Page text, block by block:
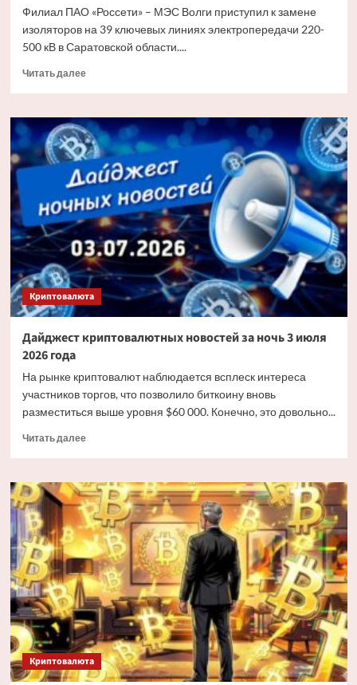
Филиал ПАО «Россети» – МЭС Волги приступил к замене
изоляторов на 39 ключевых линиях электропередачи 220-
500 кВ в Саратовской области....
Читать далееПрочитать
«Россети»
заменят
более
6
тыс.
изоляторов
на
основных
энерготранзитах
Саратовской
области
Криптовалюта
Дайджест криптовалютных новостей за ночь 3 июля
2026 года
На рынке криптовалют наблюдается всплеск интереса
участников торгов, что позволило биткоину вновь
разместиться выше уровня $60 000. Конечно, это довольно...
Читать далееПрочитать
Дайджест
криптовалютных
новостей
за
ночь
3
июля
2026
года
Криптовалюта